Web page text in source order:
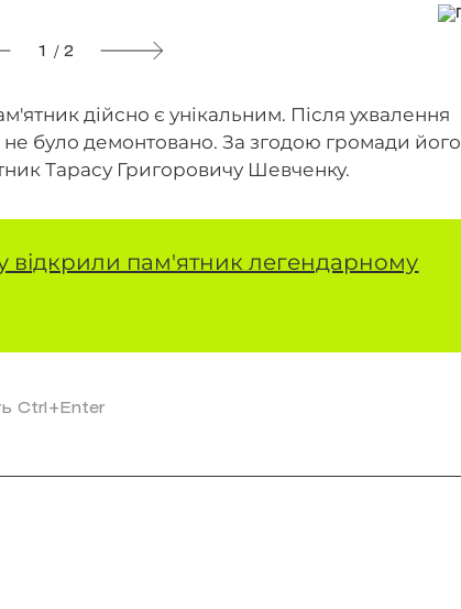
1 / 2
дійсно є унікальним. Після ухвалення
було демонтовано. За згодою громади його
Тарасу Григоровичу Шевченку.
пам'ятник легендарному
Ctrl+Enter